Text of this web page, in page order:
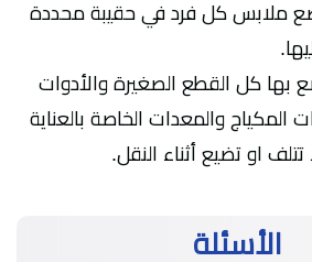
ملابس كل فرد في حقيبة محددة
بها كل القطع الصغيرة والأدوات
المكياج والمعدات الخاصة بالعناية
او تضيع أثناء النقل.
الأسئلة